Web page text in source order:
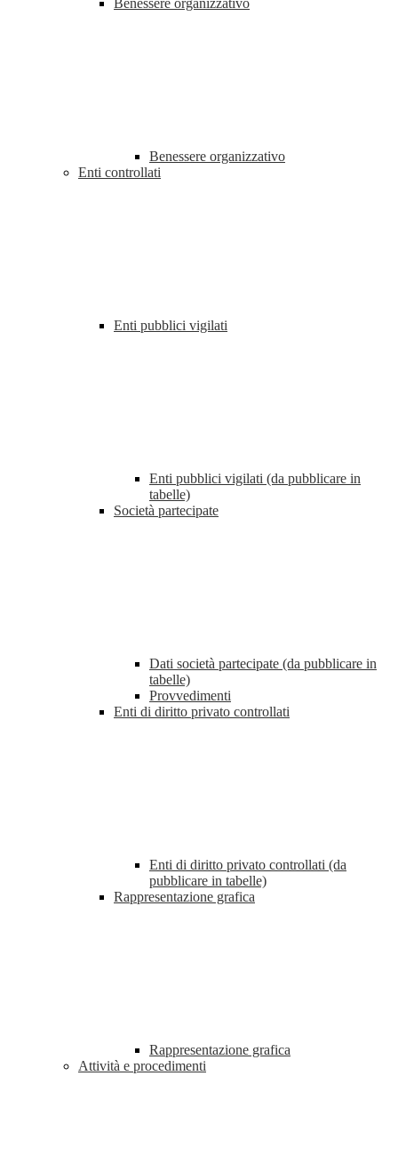
Benessere organizzativo
Benessere organizzativo
Enti controllati
Enti pubblici vigilati
Enti pubblici vigilati (da pubblicare in
tabelle)
Società partecipate
Dati società partecipate (da pubblicare in
tabelle)
Provvedimenti
Enti di diritto privato controllati
Enti di diritto privato controllati (da
pubblicare in tabelle)
Rappresentazione grafica
Rappresentazione grafica
Attività e procedimenti